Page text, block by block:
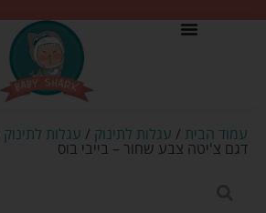
עמוד הבית / עגלות לתינוק / עגלות לתינוק
דגם צ'יטה צבע שחור – בייבי בוס